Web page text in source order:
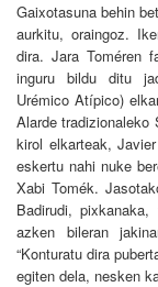
Gaixotasuna behin
aurkitu, oraingoz.
dira. Jara Toméren
inguru bildu ditu
Urémico Atípico)
Alarde tradizionaleko
kirol elkarteak,
eskertu nahi nuke
Xabi Tomék.
Badirudi,
azken bileran
“Konturatu dira
egiten dela, nesken